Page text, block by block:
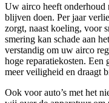
Uw airco heeft
blijven doen. Per jaar
zorgt, naast koeling, voor
smering kan schade aan
verstandig om uw airco
hoge reparatiekosten.
meer veiligheid en draagt
Ook voor auto’s met het